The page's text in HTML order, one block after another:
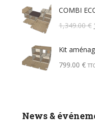
COMBI
1,349.00€
Kit
799.00 €
News &